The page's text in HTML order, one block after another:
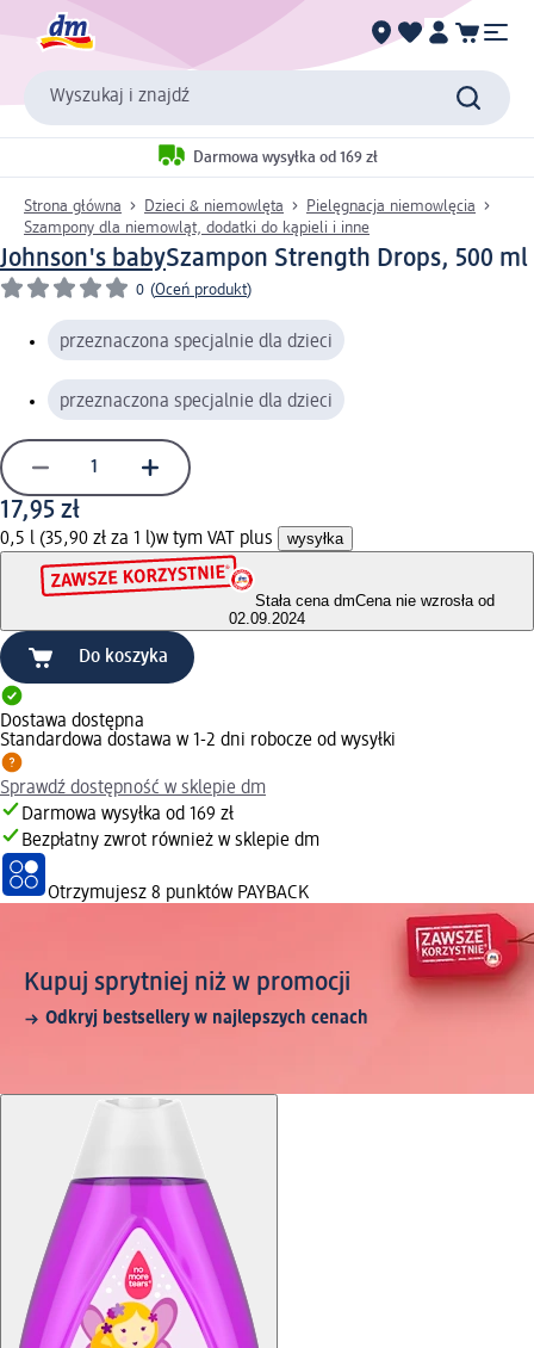
Wyszukaj i znajdź
Darmowa wysyłka od 169 zł
Strona główna Dzieci & niemowlęta
Pielęgnacja niemowlęcia
Szampony dla niemowląt, dodatki do kąpieli i inne
Johnson's babySzampon Strength Drops, 500 ml
0 (Oceń produkt)
przeznaczona specjalnie dla dzieci
przeznaczona specjalnie dla dzieci
17,95 zł
0,5 l (35,90 zł za 1 l)w tym VAT plus wysyłka
Stała cena dmCena nie wzrosła od
02.09.2024
Do koszyka
Dostawa dostępna
Standardowa dostawa w 1-2 dni robocze od wysyłki
Sprawdź dostępność w sklepie dm
Darmowa wysyłka od 169 zł
Bezpłatny zwrot również w sklepie dm
Otrzymujesz 8 punktów PAYBACK
Kupuj sprytniej niż w promocji
Odkryj bestsellery w najlepszych cenach